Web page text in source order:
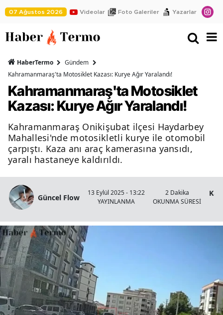
07 Ağustos 2026 Videolar Foto Galeriler Yazarlar
HaberTermo
Gündem
Kahramanmaraş'ta Motosiklet Kazası: Kurye Ağır Yaralandı!
Kahramanmaraş'ta Motosiklet
Kazası: Kurye Ağır Yaralandı!
Kahramanmaraş Onikişubat ilçesi Haydarbey
Mahallesi'nde motosikletli kurye ile otomobil
çarpıştı. Kaza anı araç kamerasına yansıdı,
yaralı hastaneye kaldırıldı.
Güncel Flow
13 Eylül 2025 - 13:22
YAYINLANMA
2 Dakika
OKUNMA SÜRESİ